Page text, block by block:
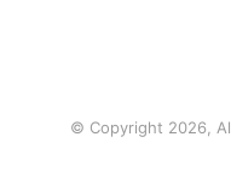
© Copyright 2026,